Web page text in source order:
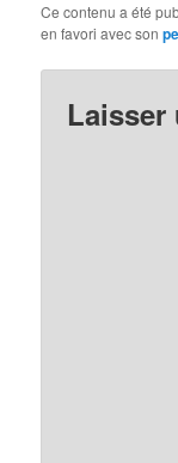
Ce contenu a été
en favori avec son
Laisser